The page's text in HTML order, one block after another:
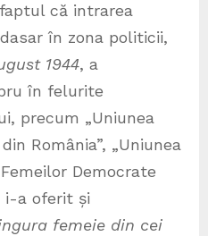
că intrarea
în zona politicii,
1944, a
în felurite
precum „Uniunea
România”, „Uniunea
Democrate
i-a oferit și
femeie din cei